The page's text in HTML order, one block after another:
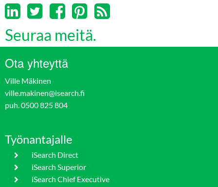
Seuraa meitä.
Ota yhteyttä
Ville Mäkinen
ville.makinen@isearch.fi
puh. 0500 825 804
Työnantajalle
iSearch Direct
iSearch Superior
iSearch Chief Executive